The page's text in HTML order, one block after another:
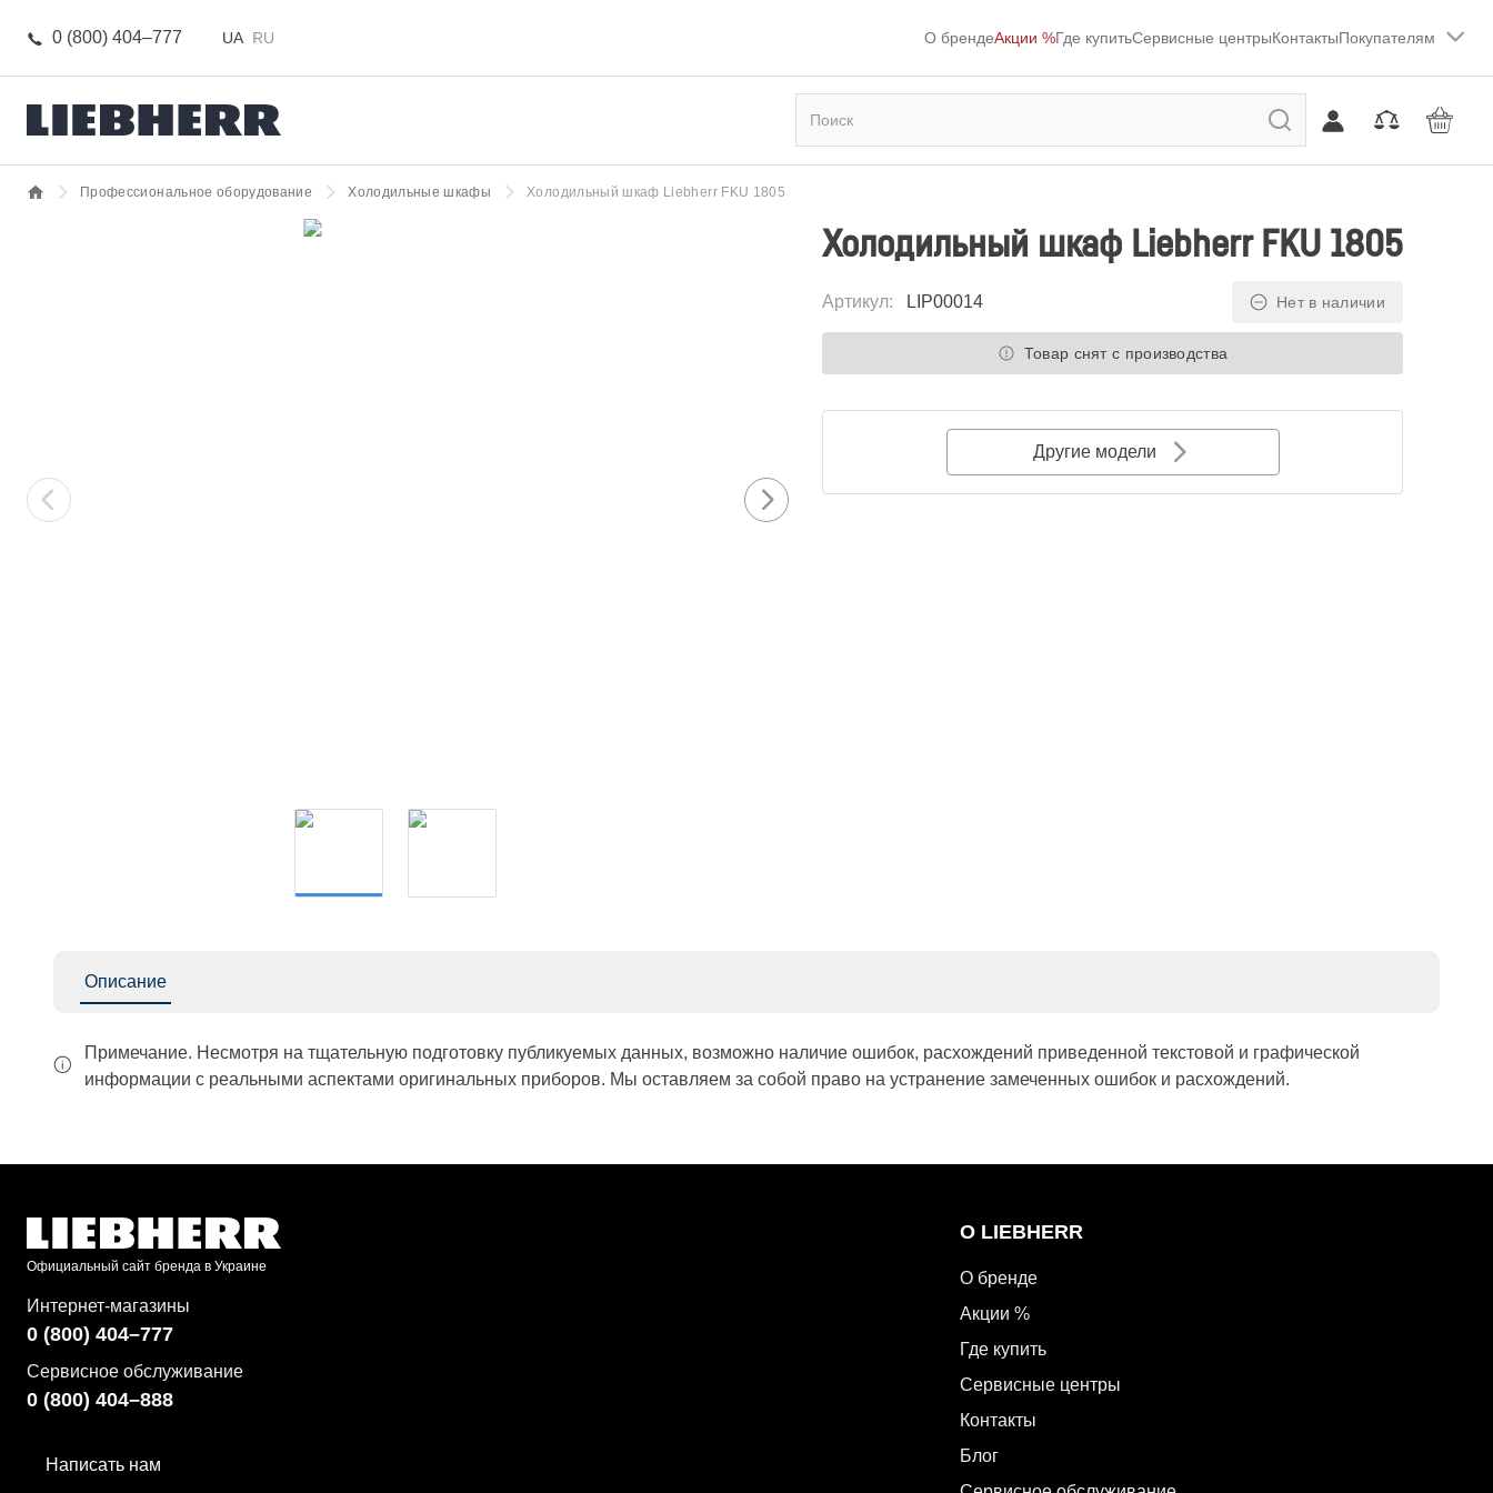
0 (800) 404–777 UA RU О брендеАкции %Где купитьСервисные центрыКонтактыПокупателям
Профессиональное оборудование Холодильные шкафы Холодильный шкаф Liebherr FKU 1805
Холодильный шкаф Liebherr FKU 1805
Артикул: LIP00014 Нет в наличии
Товар снят с производства
Другие модели
Описание
Примечание. Несмотря на тщательную подготовку публикуемых данных, возможно наличие ошибок, расхождений приведенной текстовой и графической
информации с реальными аспектами оригинальных приборов. Мы оставляем за собой право на устранение замеченных ошибок и расхождений.
Официальный сайт бренда в Украине
Интернет-магазины
0 (800) 404–777
Сервисное обслуживание
0 (800) 404–888
Написать нам
О LIEBHERR
О бренде
Акции %
Где купить
Сервисные центры
Контакты
Блог